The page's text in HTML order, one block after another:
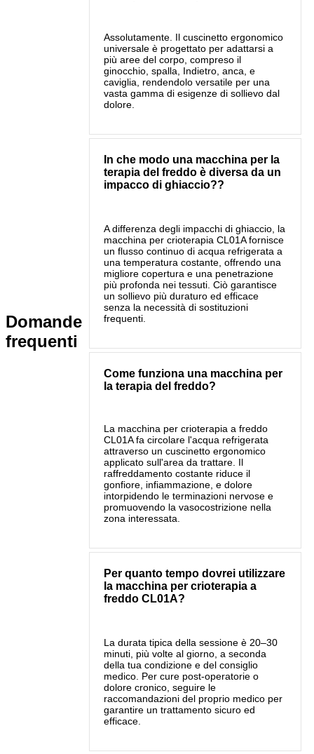
Domande
frequenti
Assolutamente. Il cuscinetto ergonomico
universale è progettato per adattarsi a
più aree del corpo, compreso il
ginocchio, spalla, Indietro, anca, e
caviglia, rendendolo versatile per una
vasta gamma di esigenze di sollievo dal
dolore.
In che modo una macchina per la
terapia del freddo è diversa da un
impacco di ghiaccio??
A differenza degli impacchi di ghiaccio, la
macchina per crioterapia CL01A fornisce
un flusso continuo di acqua refrigerata a
una temperatura costante, offrendo una
migliore copertura e una penetrazione
più profonda nei tessuti. Ciò garantisce
un sollievo più duraturo ed efficace
senza la necessità di sostituzioni
frequenti.
Come funziona una macchina per
la terapia del freddo?
La macchina per crioterapia a freddo
CL01A fa circolare l'acqua refrigerata
attraverso un cuscinetto ergonomico
applicato sull'area da trattare. Il
raffreddamento costante riduce il
gonfiore, infiammazione, e dolore
intorpidendo le terminazioni nervose e
promuovendo la vasocostrizione nella
zona interessata.
Per quanto tempo dovrei utilizzare
la macchina per crioterapia a
freddo CL01A?
La durata tipica della sessione è 20–30
minuti, più volte al giorno, a seconda
della tua condizione e del consiglio
medico. Per cure post-operatorie o
dolore cronico, seguire le
raccomandazioni del proprio medico per
garantire un trattamento sicuro ed
efficace.